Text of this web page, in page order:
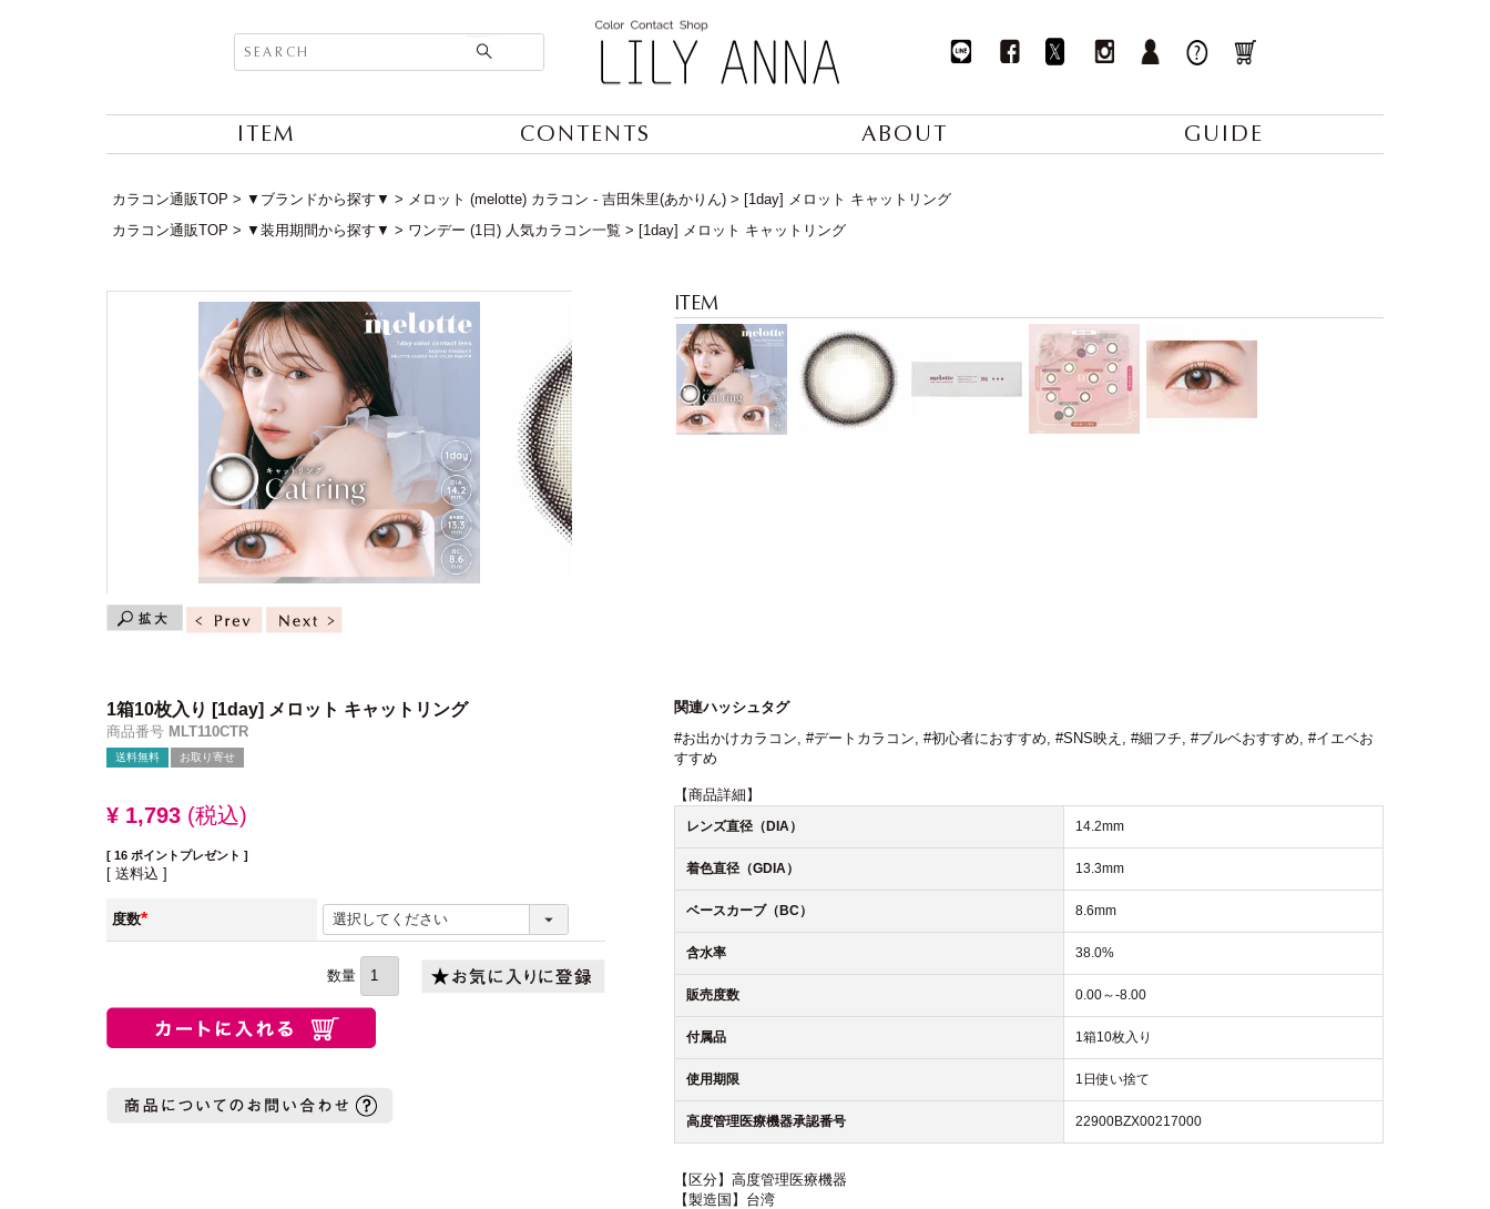
ITEM CONTENTS ABOUT GUIDE
カラコン通販TOP ▼ブランドから探す▼ メロット (melotte) カラコン - 吉田朱里(あかりん)
[1day] メロット キャットリング
カラコン通販TOP
▼装用期間から探す▼ ワンデー (1日) 人気カラコン一覧 [1day] メロット キャットリング
1箱10枚入り [1day] メロット キャットリング
商品番号 MLT110CTR
送料無料 お取り寄せ
¥ 1,793 税込
[ 16 ポイントプレゼント ]
送料込
度数
(必
関連ハッシュタグ
#お出かけカラコン, #デートカラコン, #初心者におすすめ, #SNS映え , #細フチ, #ブルベおすすめ, #イエベお
すすめ
【商品詳細】
レンズ直径（DIA） 14.2mm
着色直径（GDIA） 13.3mm
ベースカーブ（BC） 8.6mm
含水率 38.0%
販売度数 0.00～-8.00
付属品 1箱10枚入り
使用期限 1日使い捨て
高度管理医療機器承認番号 22900BZX00217000
【区分】高度管理医療機器
【製造国】台湾